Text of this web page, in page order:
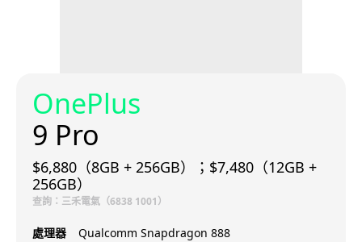
OnePlus
9 Pro
$6,880（8GB + 256GB）；$7,480（12GB +
256GB）
查詢：三禾電氣（6838 1001）
處理器
Qualcomm Snapdragon 888